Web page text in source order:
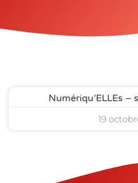
Numériqu’ELLEs –
19